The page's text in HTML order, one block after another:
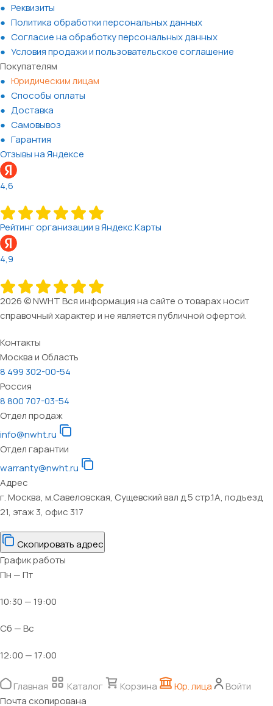
Реквизиты
Политика обработки персональных данных
Согласие на обработку персональных данных
Условия продажи и пользовательское соглашение
Покупателям
Юридическим лицам
Способы оплаты
Доставка
Самовывоз
Гарантия
Отзывы на Яндексе
4,6
Рейтинг организации в Яндекс.Карты
4,9
2026 © NWHT Вся информация на сайте о товарах носит
справочный характер и не является публичной офертой.
Контакты
Москва и Область
8 499 302-00-54
Россия
8 800 707-03-54
Отдел продаж
info@nwht.ru
Отдел гарантии
warranty@nwht.ru
Адрес
г. Москва, м.Савеловская, Сущевский вал д.5 стр.1А, подъезд
21, этаж 3, офис 317
Скопировать адрес
График работы
Пн — Пт
10:30 — 19:00
Сб — Вс
12:00 — 17:00
Главная Каталог Корзина Юр. лица
Войти
Почта скопирована